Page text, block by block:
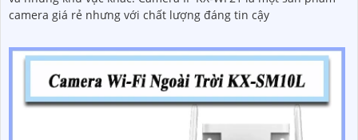
camera giá rẻ nhưng với chất lượng đáng tin cậy